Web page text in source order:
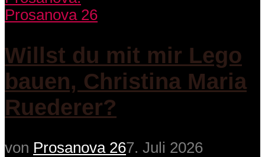
Prosanova 26
Willst du mit mir Lego
bauen, Christina Maria
Ruederer?
von Prosanova 267. Juli 2026